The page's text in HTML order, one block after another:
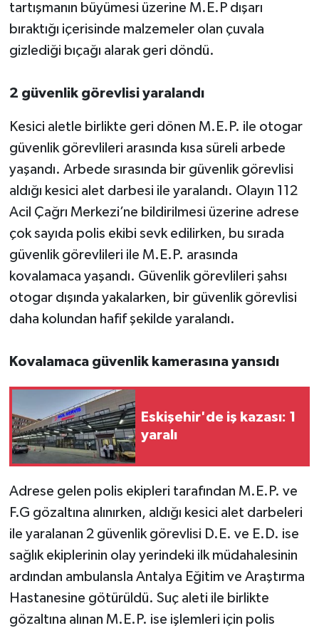
tartışmanın büyümesi üzerine M.E.P dışarı
bıraktığı içerisinde malzemeler olan çuvala
gizlediği bıçağı alarak geri döndü.
2 güvenlik görevlisi yaralandı
Kesici aletle birlikte geri dönen M.E.P. ile otogar
güvenlik görevlileri arasında kısa süreli arbede
yaşandı. Arbede sırasında bir güvenlik görevlisi
aldığı kesici alet darbesi ile yaralandı. Olayın 112
Acil Çağrı Merkezi’ne bildirilmesi üzerine adrese
çok sayıda polis ekibi sevk edilirken, bu sırada
güvenlik görevlileri ile M.E.P. arasında
kovalamaca yaşandı. Güvenlik görevlileri şahsı
otogar dışında yakalarken, bir güvenlik görevlisi
daha kolundan hafif şekilde yaralandı.
Kovalamaca güvenlik kamerasına yansıdı
Eskişehir'de iş kazası: 1
yaralı
Adrese gelen polis ekipleri tarafından M.E.P. ve
F.G gözaltına alınırken, aldığı kesici alet darbeleri
ile yaralanan 2 güvenlik görevlisi D.E. ve E.D. ise
sağlık ekiplerinin olay yerindeki ilk müdahalesinin
ardından ambulansla Antalya Eğitim ve Araştırma
Hastanesine götürüldü. Suç aleti ile birlikte
gözaltına alınan M.E.P. ise işlemleri için polis